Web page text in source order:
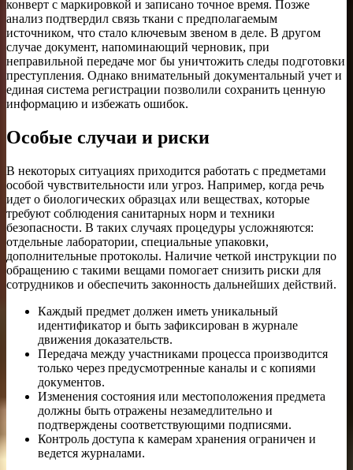
конверт с маркировкой и записано точное время. Позже
анализ подтвердил связь ткани с предполагаемым
источником, что стало ключевым звеном в деле. В другом
случае документ, напоминающий черновик, при
неправильной передаче мог бы уничтожить следы подготовки
преступления. Однако внимательный документальный учет и
единая система регистрации позволили сохранить ценную
информацию и избежать ошибок.
Особые случаи и риски
В некоторых ситуациях приходится работать с предметами
особой чувствительности или угроз. Например, когда речь
идет о биологических образцах или веществах, которые
требуют соблюдения санитарных норм и техники
безопасности. В таких случаях процедуры усложняются:
отдельные лаборатории, специальные упаковки,
дополнительные протоколы. Наличие четкой инструкции по
обращению с такими вещами помогает снизить риски для
сотрудников и обеспечить законность дальнейших действий.
Каждый предмет должен иметь уникальный
идентификатор и быть зафиксирован в журнале
движения доказательств.
Передача между участниками процесса производится
только через предусмотренные каналы и с копиями
документов.
Изменения состояния или местоположения предмета
должны быть отражены незамедлительно и
подтверждены соответствующими подписями.
Контроль доступа к камерам хранения ограничен и
ведется журналами.